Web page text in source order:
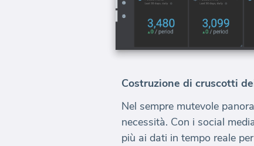
Costruzione di cruscotti
Nel sempre mutevole
necessità. Con i social
più ai dati in tempo reale